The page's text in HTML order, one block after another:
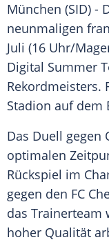
München (SID) -
neunmaligen
Juli (16 Uhr/
Digital Summer
Rekordmeisters.
Stadion auf dem
Das Duell gegen
optimalen
Rückspiel im
gegen den FC
das Trainerteam
hoher Qualität